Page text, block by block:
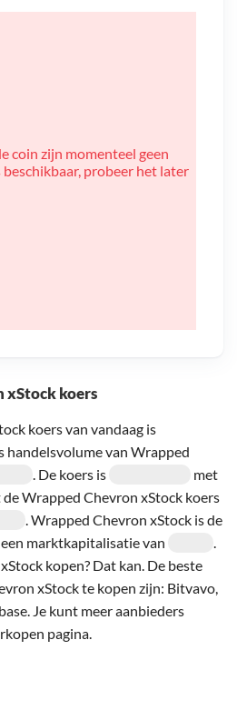
xStock koers
koers van vandaag is
handelsvolume van Wrapped
. De koers is
met
Wrapped Chevron xStock koers
. Wrapped Chevron xStock is de
marktkapitalisatie van
.
kopen? Dat kan. De beste
xStock te kopen zijn: Bitvavo,
Je kunt meer aanbieders
pagina.
coin zijn momenteel geen
probeer het later